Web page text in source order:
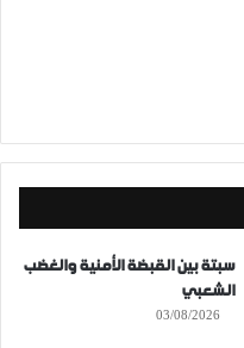
سبتة بين القبضة الأمنية والغضب
الشعبي
03/08/2026